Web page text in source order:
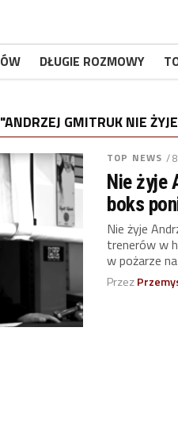
DŁUGIE ROZMOWY
GMITRUK NIE
TOP NEWS /
Nie żyje
boks
Nie żyje
trenerów w
w pożarze
Przez